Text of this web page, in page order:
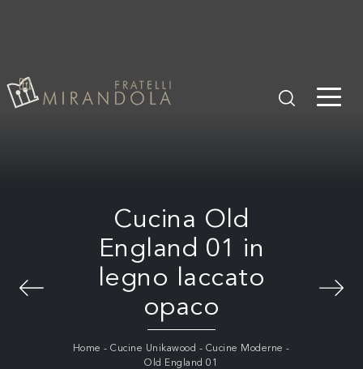
Cucina Old
England 01 in
legno laccato
opaco
Home -Cucine Unikawood - Cucine Moderne -
Old England 01